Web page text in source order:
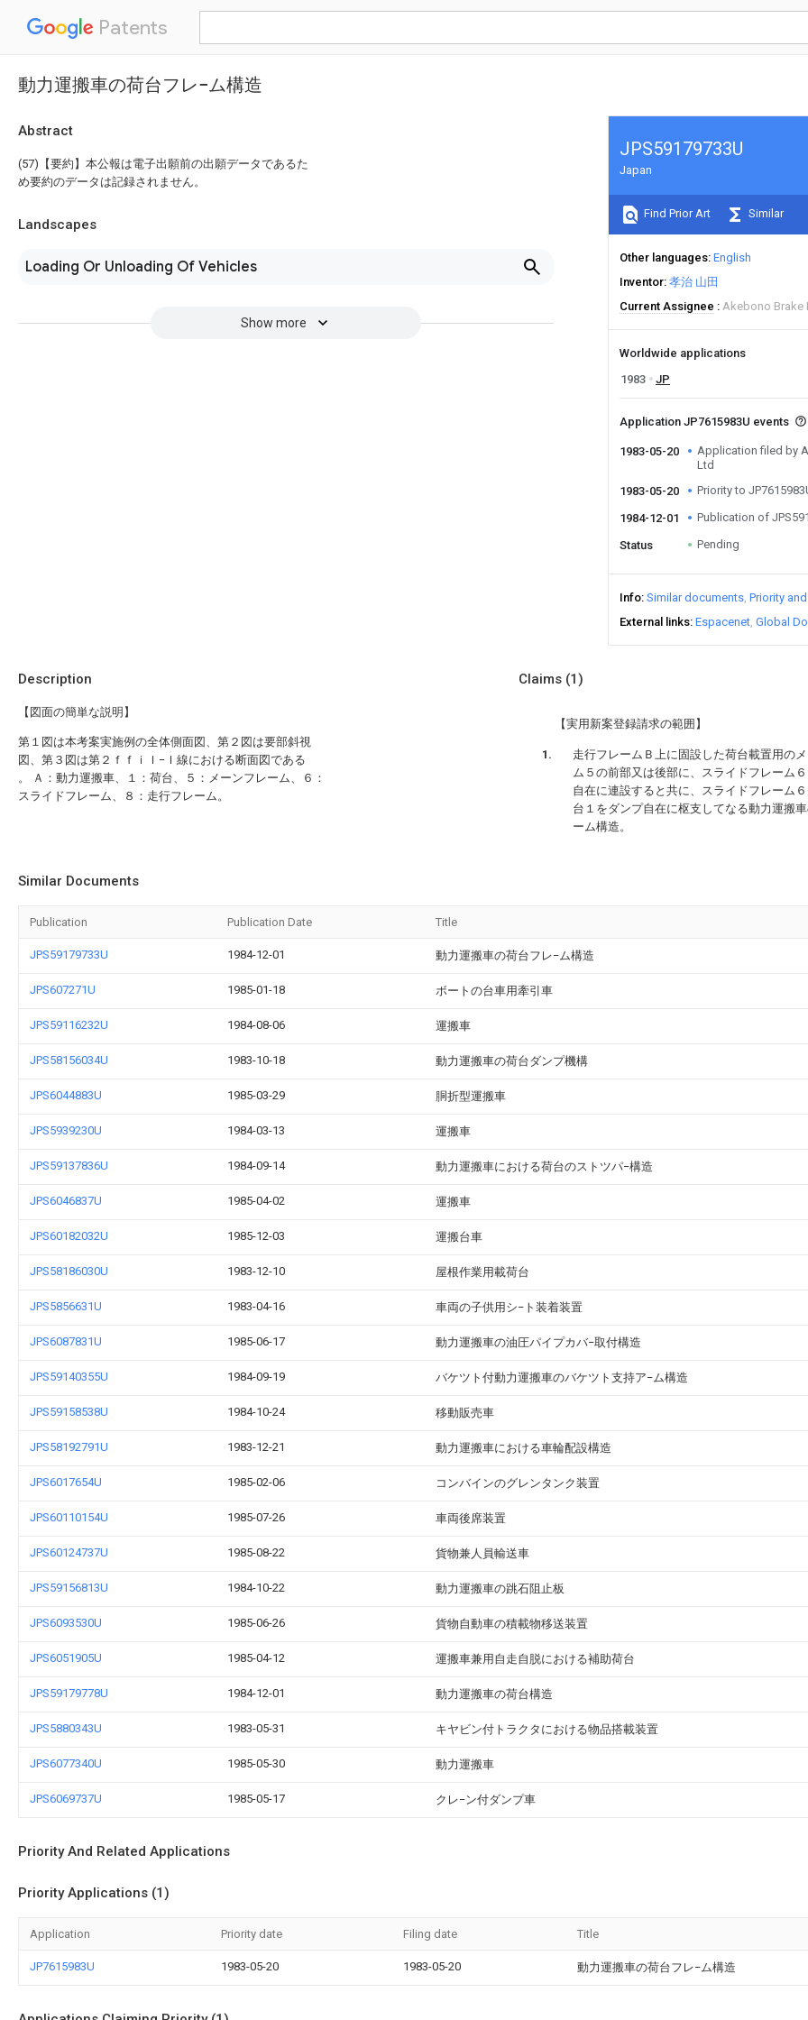
Patents
動力運搬車の荷台フレ−ム構造
Abstract
(57)【要約】本公報は電子出願前の出願データであるた
め要約のデータは記録されません。
Landscapes
Loading Or Unloading Of Vehicles
Show more
JPS59179733U
Japan
Find Prior Art Similar
Other languages English
Inventor 孝治 山田
Current Assignee
Akebono Brake
Worldwide applications
1983
JP
Application JP7615983U events
1983-05-20
Application filed by
Ltd
1983-05-20
Priority to
1984-12-01 Publication of
Status Pending
Info Similar documents Priority
External links Espacenet Global
Description
【図面の簡単な説明】
第１図は本考案実施例の全体側面図、第２図は要部斜視
図、第３図は第２ｆｆｉＩ−Ｉ線における断面図である
。 Ａ：動力運搬車、１：荷台、５：メーンフレーム、６：
スライドフレーム、８：走行フレーム。
Claims (1)
【実用新案登録請求の範囲】
走行フレームＢ上に固設した荷台載置用の
ム５の前部又は後部に、スライドフレーム
自在に連設すると共に、スライドフレーム
台１をダンプ自在に枢支してなる動力運搬
ーム構造。
Similar Documents
Publication Publication Date Title
JPS59179733U 1984-12-01 動力運搬車の荷台フレ−ム構造
JPS607271U 1985-01-18 ボートの台車用牽引車
JPS59116232U 1984-08-06 運搬車
JPS58156034U 1983-10-18 動力運搬車の荷台ダンプ機構
JPS6044883U 1985-03-29 胴折型運搬車
JPS5939230U 1984-03-13 運搬車
JPS59137836U 1984-09-14 動力運搬車における荷台のストツパ−構造
JPS6046837U 1985-04-02 運搬車
JPS60182032U 1985-12-03 運搬台車
JPS58186030U 1983-12-10 屋根作業用載荷台
JPS5856631U 1983-04-16 車両の子供用シ−ト装着装置
JPS6087831U 1985-06-17 動力運搬車の油圧パイプカバ−取付構造
JPS59140355U 1984-09-19 バケツト付動力運搬車のバケツト支持ア−ム構造
JPS59158538U 1984-10-24 移動販売車
JPS58192791U 1983-12-21 動力運搬車における車輪配設構造
JPS6017654U 1985-02-06 コンバインのグレンタンク装置
JPS60110154U 1985-07-26 車両後席装置
JPS60124737U 1985-08-22 貨物兼人員輸送車
JPS59156813U 1984-10-22 動力運搬車の跳石阻止板
JPS6093530U 1985-06-26 貨物自動車の積載物移送装置
JPS6051905U 1985-04-12 運搬車兼用自走自脱における補助荷台
JPS59179778U 1984-12-01 動力運搬車の荷台構造
JPS5880343U 1983-05-31 キヤビン付トラクタにおける物品搭載装置
JPS6077340U 1985-05-30 動力運搬車
JPS6069737U 1985-05-17 クレ−ン付ダンプ車
Priority And Related Applications
Priority Applications (1)
Application Priority date Filing date Title
JP7615983U 1983-05-20 1983-05-20 動力運搬車の荷台フレ−ム構造